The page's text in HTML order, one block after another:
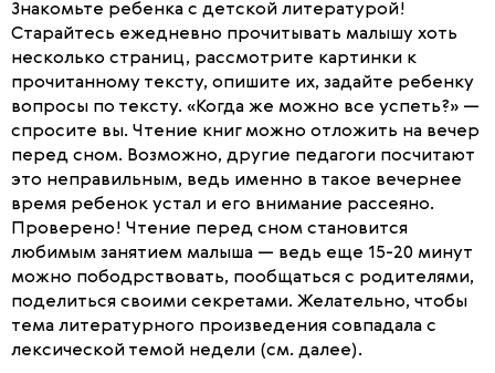
Знакомьте ребенка с детской литературой!
Старайтесь ежедневно прочитывать малышу хоть
несколько страниц, рассмотрите картинки к
прочитанному тексту, опишите их, задайте ребенку
вопросы по тексту. «Когда же можно все успеть?» —
спросите вы. Чтение книг можно отложить на вечер
перед сном. Возможно, другие педагоги посчитают
это неправильным, ведь именно в такое вечернее
время ребенок устал и его внимание рассеяно.
Проверено! Чтение перед сном становится
любимым занятием малыша — ведь еще 15-20 минут
можно пободрствовать, пообщаться с родителями,
поделиться своими секретами. Желательно, чтобы
тема литературного произведения совпадала с
лексической темой недели (см. далее).